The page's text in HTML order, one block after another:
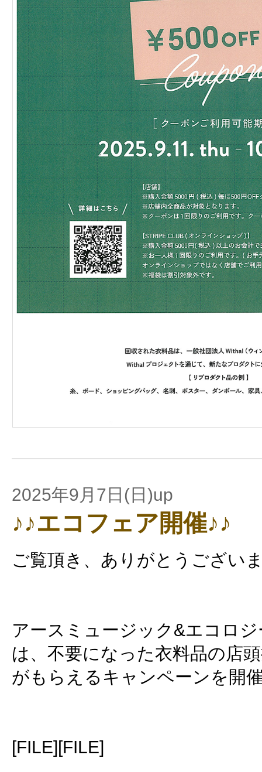
2025年9月7日(日)up
♪♪エコフェア開催♪♪
ご覧頂き、ありがとうござい
アースミュージック&エコロ
は、不要になった衣料品の店
がもらえるキャンペーンを開
[FILE][FILE]